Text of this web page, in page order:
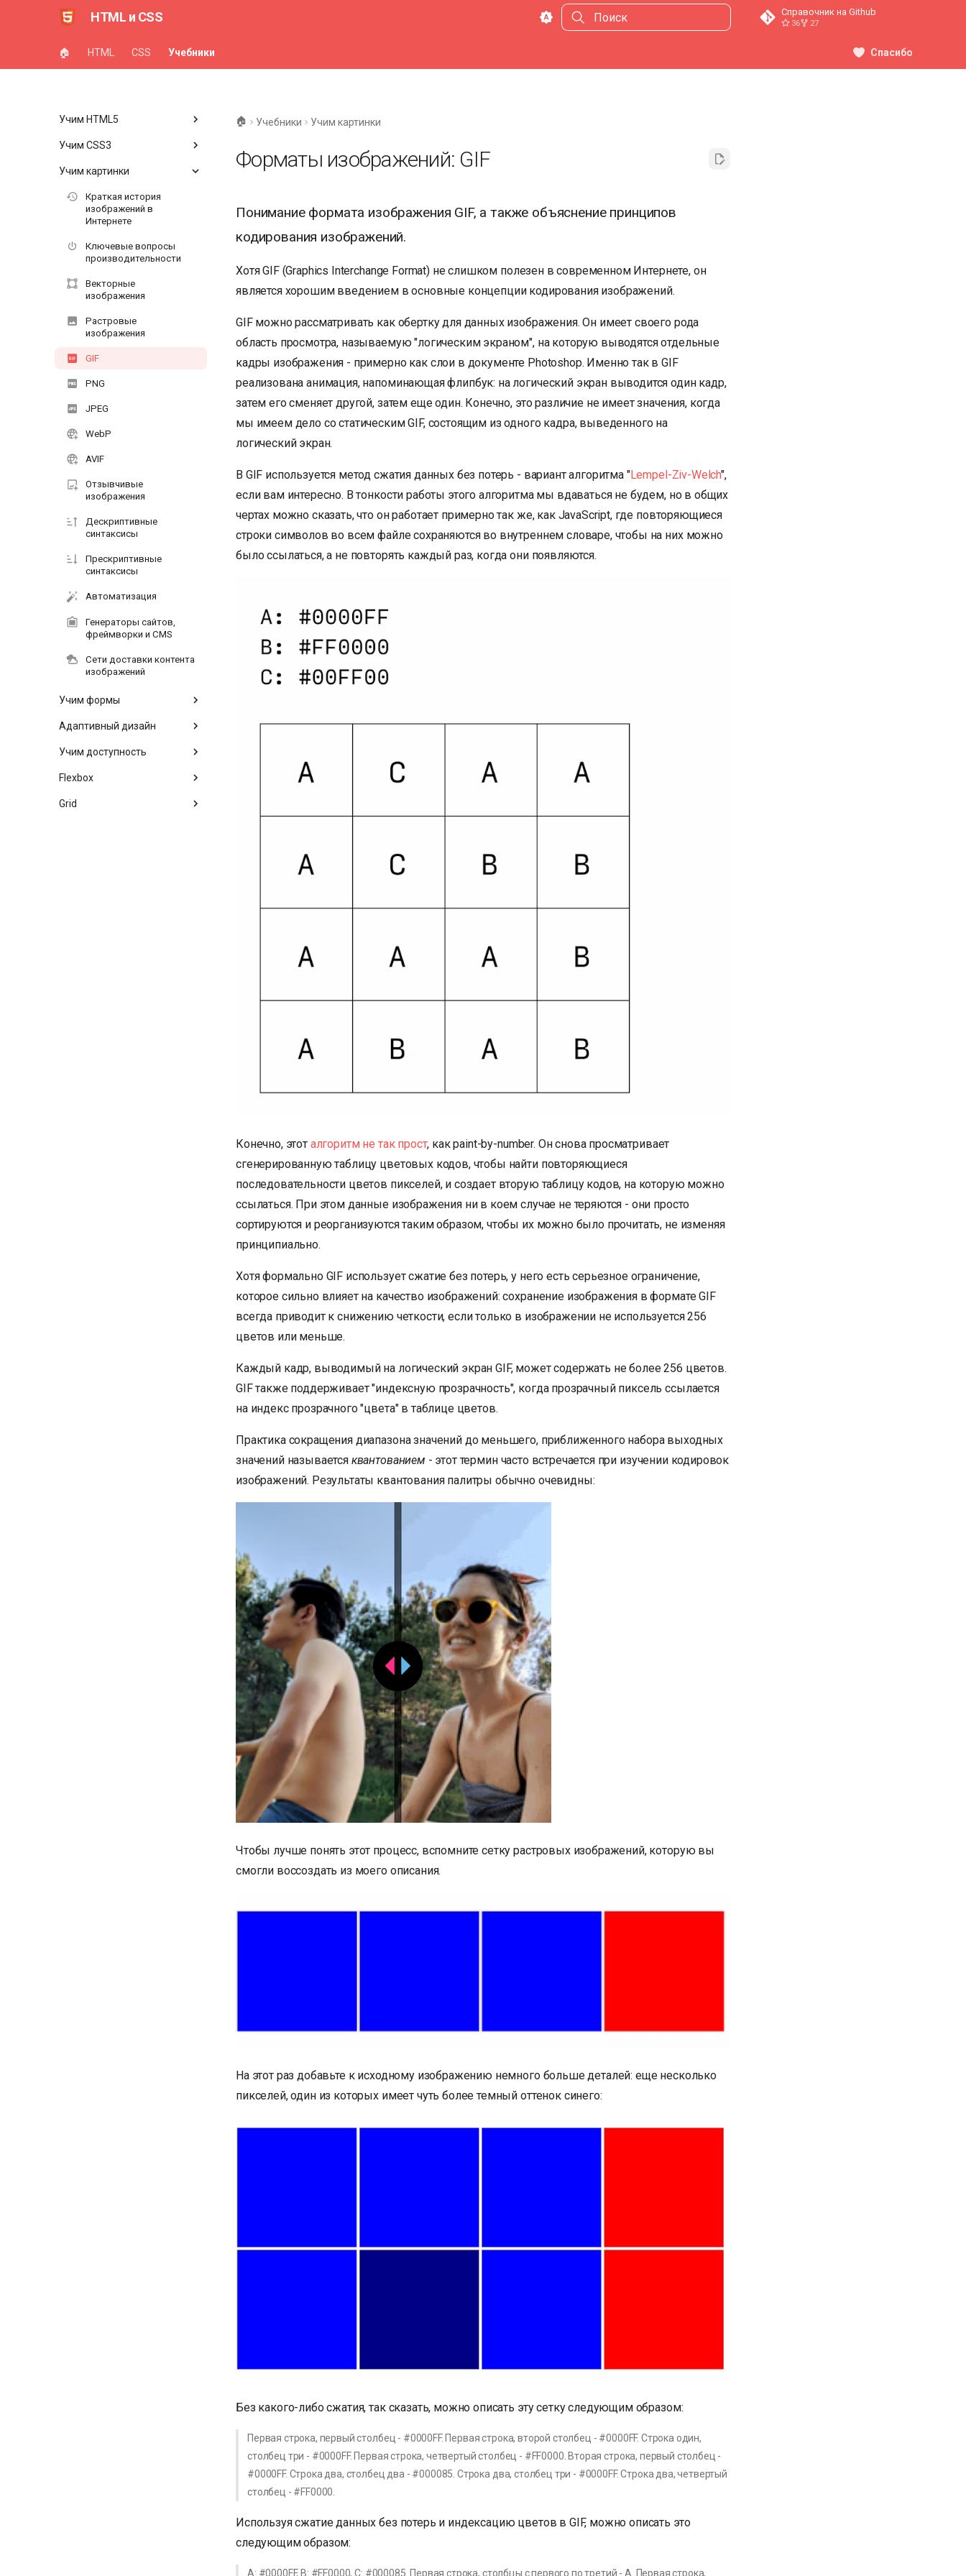
HTML и CSS Справочник на Github
36 27
🏠 HTML CSS Учебники Спасибо
Учим HTML5
Учим CSS3
Учим картинки
Краткая история
изображений в
Интернете
Ключевые вопросы
производительности
Векторные
изображения
Растровые
изображения
GIF
PNG
JPEG
WebP
AVIF
Отзывчивые
изображения
Дескриптивные
синтаксисы
Прескриптивные
синтаксисы
Автоматизация
Генераторы сайтов,
фреймворки и CMS
Сети доставки контента
изображений
Учим формы
Адаптивный дизайн
Учим доступность
Flexbox
Grid
🏠 Учебники Учим картинки
Форматы изображений: GIF
Понимание формата изображения GIF, а также объяснение принципов
кодирования изображений.
Хотя GIF (Graphics Interchange Format) не слишком полезен в современном Интернете, он
является хорошим введением в основные концепции кодирования изображений.
GIF можно рассматривать как обертку для данных изображения. Он имеет своего рода
область просмотра, называемую "логическим экраном", на которую выводятся отдельные
кадры изображения - примерно как слои в документе Photoshop. Именно так в GIF
реализована анимация, напоминающая флипбук: на логический экран выводится один кадр,
затем его сменяет другой, затем еще один. Конечно, это различие не имеет значения, когда
мы имеем дело со статическим GIF, состоящим из одного кадра, выведенного на
логический экран.
В GIF используется метод сжатия данных без потерь - вариант алгоритма "Lempel-Ziv-Welch",
если вам интересно. В тонкости работы этого алгоритма мы вдаваться не будем, но в общих
чертах можно сказать, что он работает примерно так же, как JavaScript, где повторяющиеся
строки символов во всем файле сохраняются во внутреннем словаре, чтобы на них можно
было ссылаться, а не повторять каждый раз, когда они появляются.
Конечно, этот алгоритм не так прост, как paint-by-number. Он снова просматривает
сгенерированную таблицу цветовых кодов, чтобы найти повторяющиеся
последовательности цветов пикселей, и создает вторую таблицу кодов, на которую можно
ссылаться. При этом данные изображения ни в коем случае не теряются - они просто
сортируются и реорганизуются таким образом, чтобы их можно было прочитать, не изменяя
принципиально.
Хотя формально GIF использует сжатие без потерь, у него есть серьезное ограничение,
которое сильно влияет на качество изображений: сохранение изображения в формате GIF
всегда приводит к снижению четкости, если только в изображении не используется 256
цветов или меньше.
Каждый кадр, выводимый на логический экран GIF, может содержать не более 256 цветов.
GIF также поддерживает "индексную прозрачность", когда прозрачный пиксель ссылается
на индекс прозрачного "цвета" в таблице цветов.
Практика сокращения диапазона значений до меньшего, приближенного набора выходных
значений называется квантованием - этот термин часто встречается при изучении кодировок
изображений. Результаты квантования палитры обычно очевидны:
Чтобы лучше понять этот процесс, вспомните сетку растровых изображений, которую вы
смогли воссоздать из моего описания.
На этот раз добавьте к исходному изображению немного больше деталей: еще несколько
пикселей, один из которых имеет чуть более темный оттенок синего:
Без какого-либо сжатия, так сказать, можно описать эту сетку следующим образом:
Первая строка, первый столбец - #0000FF. Первая строка, второй столбец - #0000FF. Строка один,
столбец три - #0000FF. Первая строка, четвертый столбец - #FF0000. Вторая строка, первый столбец -
#0000FF. Строка два, столбец два - #000085. Строка два, столбец три - #0000FF. Строка два, четвертый
столбец - #FF0000.
Используя сжатие данных без потерь и индексацию цветов в GIF, можно описать это
следующим образом:
A: #0000FF, B: #FF0000, C: #000085. Первая строка, столбцы с первого по третий - A. Первая строка,